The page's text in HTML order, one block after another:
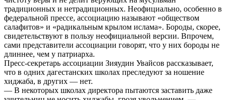
традиционных и нетрадиционных. Неофициально, особенно в
федеральной прессе, ассоциацию называют «обществом
салафитов» и «радикальным крылом ислама». Бороды, скорее,
свидетельствуют в пользу неофициальной версии. Впрочем,
сами представители ассоциации говорят, что у них бороды не
длиннее, чем у патриарха.
Пресс-секретарь ассоциации Зияудин Увайсов рассказывает,
что в одних дагестанских школах преследуют за ношение
хиджаба, в других — нет.
— В некоторых школах директора пытаются заставить даже